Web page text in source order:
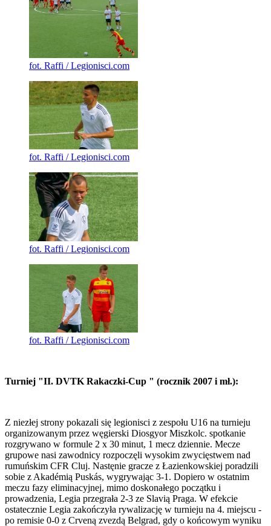
fot. Raffi / Legionisci.com
fot. Raffi / Legionisci.com
fot. Raffi / Legionisci.com
fot. Raffi / Legionisci.com
Turniej "II. DVTK Rakaczki-Cup " (rocznik 2007 i mł.):
Z niezłej strony pokazali się legionisci z zespołu U16 na turnieju
organizowanym przez węgierski Diosgyor Miszkolc. spotkanie
rozgrywano w formule 2 x 30 minut, 1 mecz dziennie. Mecze
grupowe nasi zawodnicy rozpoczęli wysokim zwycięstwem nad
rumuńskim CFR Cluj. Nastęnie gracze z Łazienkowskiej poradzili
sobie z Akadémią Puskás, wygrywając 3-1. Dopiero w ostatnim
meczu fazy eliminacyjnej, mimo doskonałego początku i
prowadzenia, Legia przegrała 2-3 ze Slavią Praga. W efekcie
ostatecznie Legia zakończyła rywalizację w turnieju na 4. miejscu -
po remisie 0-0 z Crveną zvezdą Belgrad, gdy o końcowym wyniku